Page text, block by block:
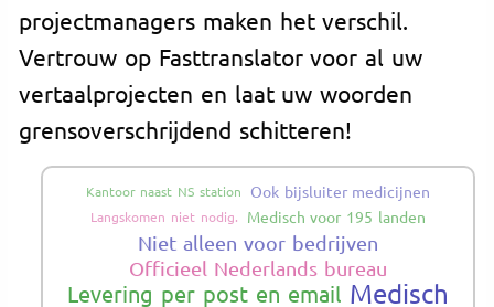
projectmanagers maken het verschil.
Vertrouw op Fasttranslator voor al uw
vertaalprojecten en laat uw woorden
grensoverschrijdend schitteren!
Kantoor naast NS station Ook bijsluiter medicijnen
Langskomen niet nodig. Medisch voor 195 landen
Niet alleen voor bedrijven
Officieel Nederlands bureau
Levering per post en email Medisch